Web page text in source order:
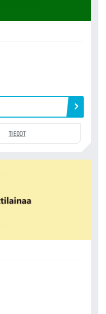
TIEDOT